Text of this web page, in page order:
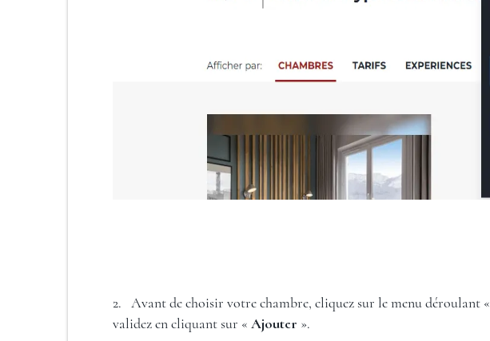
2. Avant de choisir votre chambre, cliquez sur le menu déroulant «
validez en cliquant sur « Ajouter ».